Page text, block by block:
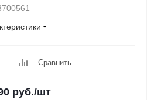
Сравнить
руб./шт